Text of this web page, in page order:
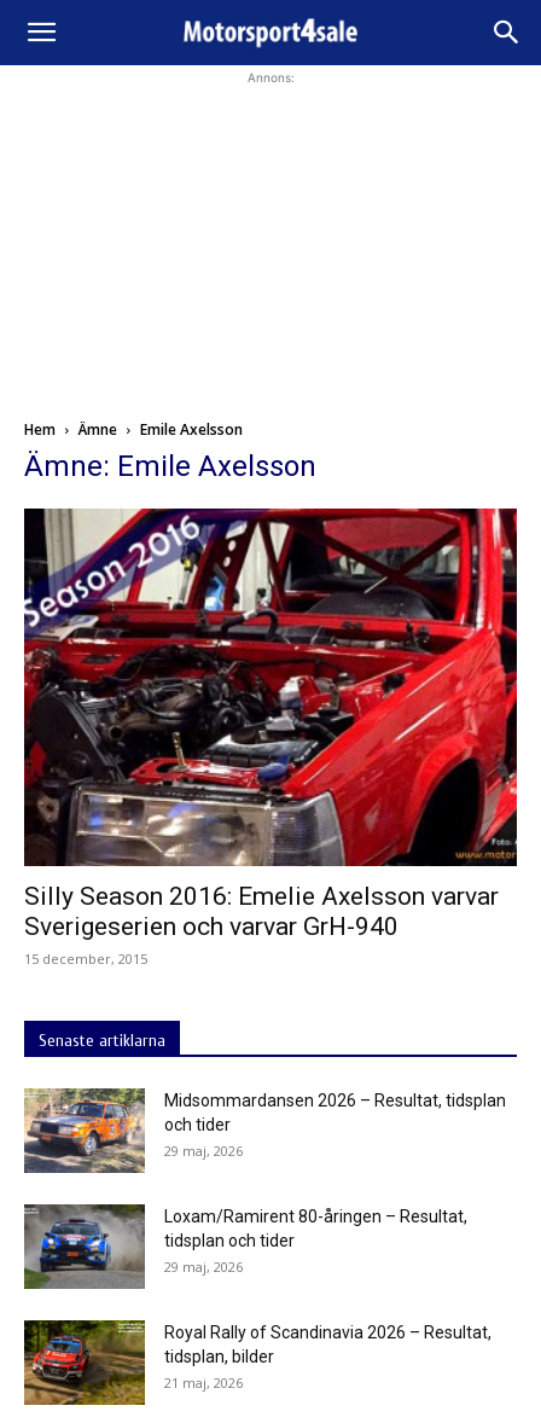
Annons:
Hem Ämne Emile Axelsson
Ämne: Emile Axelsson
Silly Season 2016: Emelie Axelsson varvar
Sverigeserien och varvar GrH-940
15 december, 2015
Senaste artiklarna
Midsommardansen 2026 – Resultat, tidsplan
och tider
29 maj, 2026
Loxam/Ramirent 80-åringen – Resultat,
tidsplan och tider
29 maj, 2026
Royal Rally of Scandinavia 2026 – Resultat,
tidsplan, bilder
21 maj, 2026